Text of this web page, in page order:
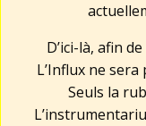
D’ici-là, afin
L’Influx ne
Seuls la